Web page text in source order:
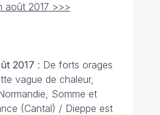
août 2017 >>>
2017 : De forts orages
vague de chaleur,
Somme et
(Cantal) / Dieppe est